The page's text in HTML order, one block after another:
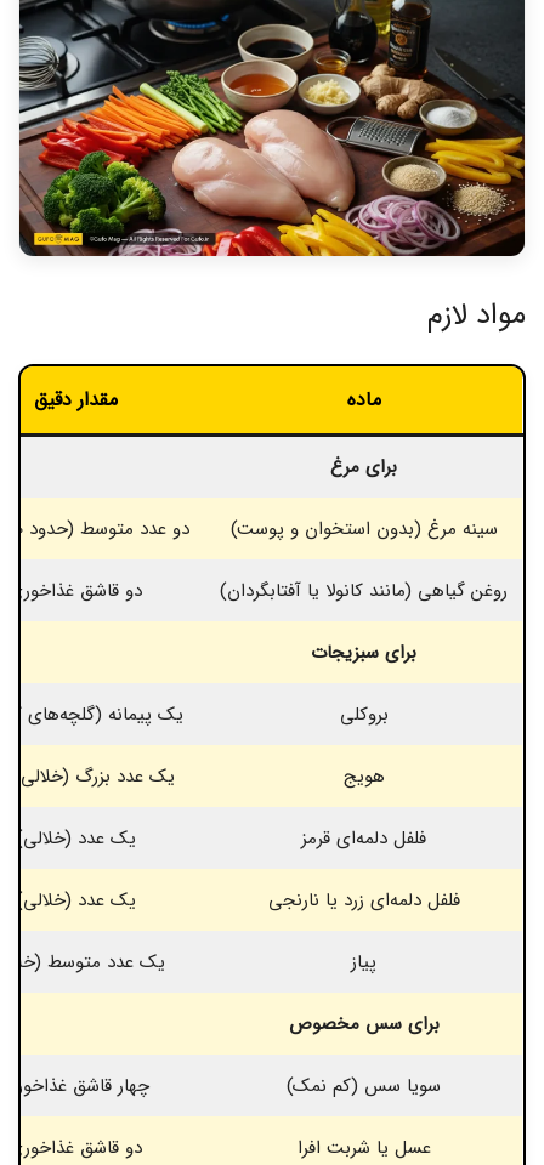
مواد لازم
ماده مقدار دقیق
برای مرغ
سینه مرغ (بدون استخوان و پوست) دو عدد متوسط (حدود ۴۰۰ گرم)
روغن گیاهی (مانند کانولا یا آفتابگردان) دو قاشق غذاخوری
برای سبزیجات
بروکلی یک پیمانه (گلچه‌های
هویج یک عدد بزرگ (خلالی
فلفل دلمه‌ای قرمز یک عدد (خلالی)
فلفل دلمه‌ای زرد یا نارنجی یک عدد (خلالی)
پیاز یک عدد متوسط
برای سس مخصوص
سویا سس (کم نمک) چهار قاشق غذاخوری
عسل یا شربت افرا دو قاشق غذاخوری